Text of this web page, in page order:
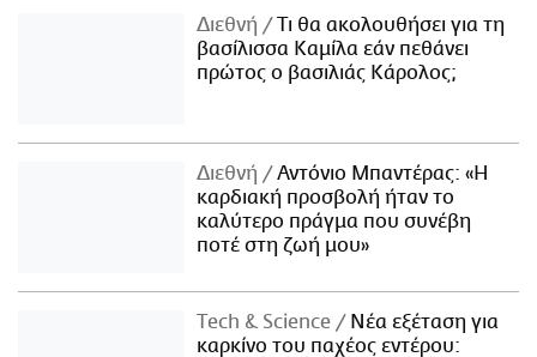
Διεθνή
Τι θα ακολουθήσει για τη
βασίλισσα Καμίλα εάν πεθάνει
πρώτος ο βασιλιάς Κάρολος;
Διεθνή
Αντόνιο Μπαντέρας: «Η
καρδιακή προσβολή ήταν το
καλύτερο πράγμα που συνέβη
ποτέ στη ζωή μου»
Τech & Science
Νέα εξέταση για
καρκίνο του παχέος εντέρου: